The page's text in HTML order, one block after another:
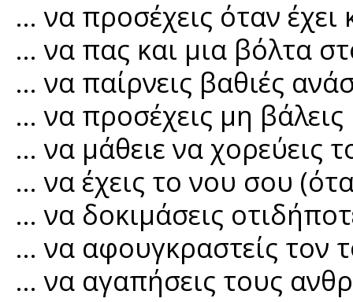
… να προσέχεις όταν
… να πας και μια βόλτα
… να παίρνεις βαθιές
… να προσέχεις μη
… να μάθειε να χορεύεις
… να έχεις το νου σου
… να δοκιμάσεις
… να αφουγκραστείς τον
… να αγαπήσεις τους